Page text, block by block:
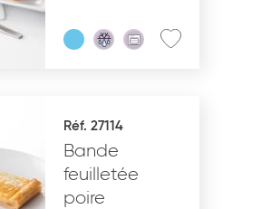
Réf. 27114
Bande
feuilletée
poire